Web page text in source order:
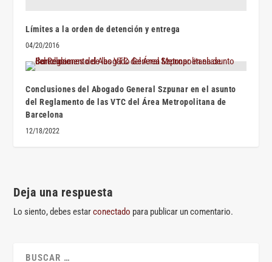
Límites a la orden de detención y entrega
04/20/2016
Conclusiones del Abogado General Szpunar en el asunto
del Reglamento de las VTC del Área Metropolitana de
Barcelona
12/18/2022
Deja una respuesta
Lo siento, debes estarconectado para publicar un comentario.